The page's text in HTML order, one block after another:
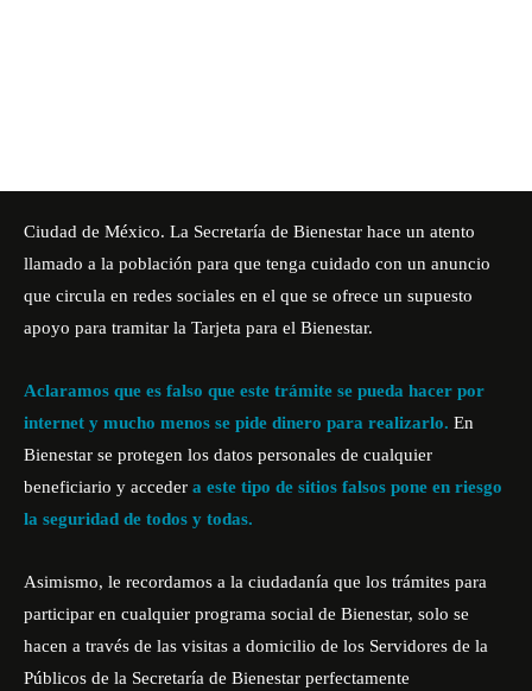
Ciudad de México. La Secretaría de Bienestar hace un atento
llamado a la población para que tenga cuidado con un anuncio
que circula en redes sociales en el que se ofrece un supuesto
apoyo para tramitar la Tarjeta para el Bienestar.
Aclaramos que es falso que este trámite se pueda hacer por
internet y mucho menos se pide dinero para realizarlo. En
Bienestar se protegen los datos personales de cualquier
beneficiario y acceder a este tipo de sitios falsos pone en riesgo
la seguridad de todos y todas.
Asimismo, le recordamos a la ciudadanía que los trámites para
participar en cualquier programa social de Bienestar, solo se
hacen a través de las visitas a domicilio de los Servidores de la
Públicos de la Secretaría de Bienestar perfectamente